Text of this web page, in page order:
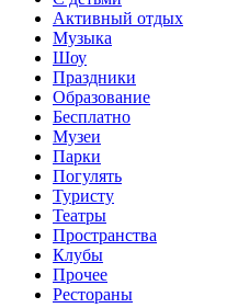
Активный отдых
Музыка
Шоу
Праздники
Образование
Бесплатно
Музеи
Парки
Погулять
Туристу
Театры
Пространства
Клубы
Прочее
Рестораны